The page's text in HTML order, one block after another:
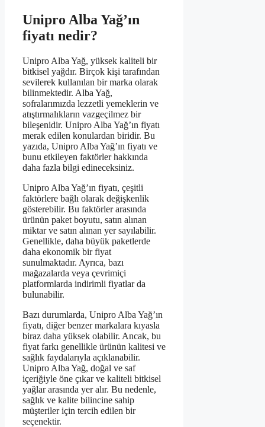
Unipro Alba Yağ’ın
fiyatı nedir?
Unipro Alba Yağ, yüksek kaliteli bir
bitkisel yağdır. Birçok kişi tarafından
sevilerek kullanılan bir marka olarak
bilinmektedir. Alba Yağ,
sofralarımızda lezzetli yemeklerin ve
atıştırmalıkların vazgeçilmez bir
bileşenidir. Unipro Alba Yağ’ın fiyatı
merak edilen konulardan biridir. Bu
yazıda, Unipro Alba Yağ’ın fiyatı ve
bunu etkileyen faktörler hakkında
daha fazla bilgi edineceksiniz.
Unipro Alba Yağ’ın fiyatı, çeşitli
faktörlere bağlı olarak değişkenlik
gösterebilir. Bu faktörler arasında
ürünün paket boyutu, satın alınan
miktar ve satın alınan yer sayılabilir.
Genellikle, daha büyük paketlerde
daha ekonomik bir fiyat
sunulmaktadır. Ayrıca, bazı
mağazalarda veya çevrimiçi
platformlarda indirimli fiyatlar da
bulunabilir.
Bazı durumlarda, Unipro Alba Yağ’ın
fiyatı, diğer benzer markalara kıyasla
biraz daha yüksek olabilir. Ancak, bu
fiyat farkı genellikle ürünün kalitesi ve
sağlık faydalarıyla açıklanabilir.
Unipro Alba Yağ, doğal ve saf
içeriğiyle öne çıkar ve kaliteli bitkisel
yağlar arasında yer alır. Bu nedenle,
sağlık ve kalite bilincine sahip
müşteriler için tercih edilen bir
seçenektir.